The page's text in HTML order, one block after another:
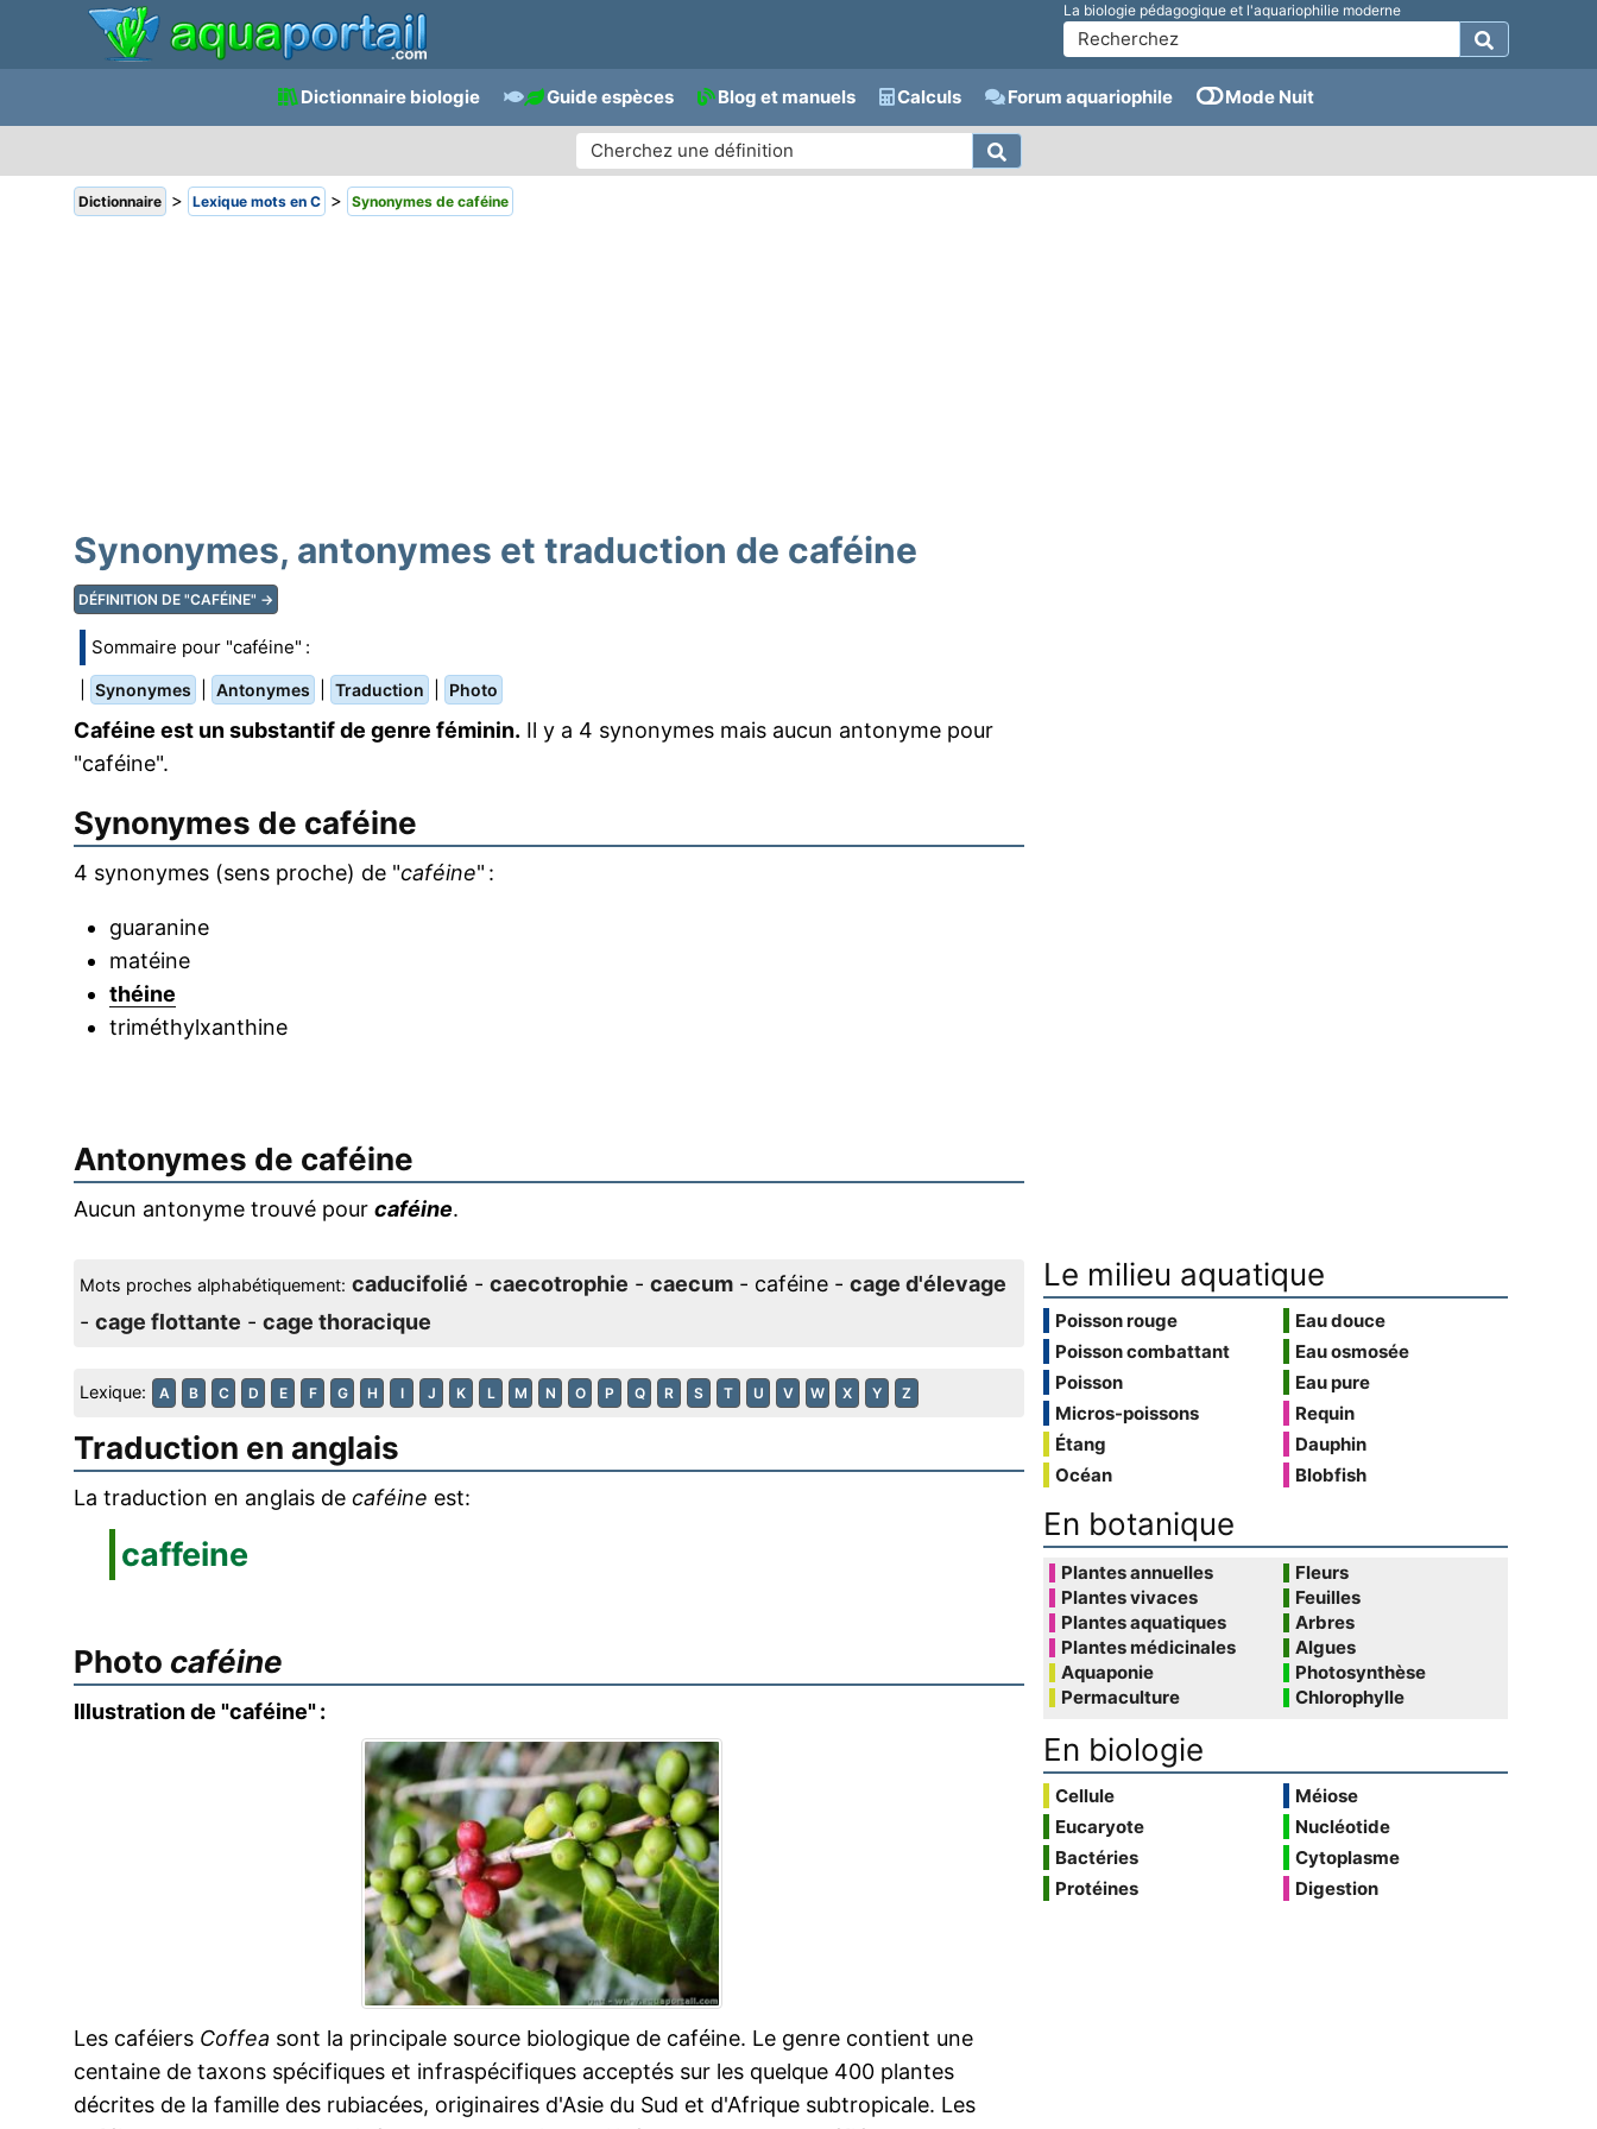
La biologie pédagogique et l'aquariophilie moderne
Dictionnaire biologie Guide espèces Blog et manuels Calculs Forum aquariophile Mode Nuit
Dictionnaire > Lexique mots en C > Synonymes de caféine
Synonymes, antonymes et traduction de caféine
DÉFINITION DE "CAFÉINE" →
Sommaire pour "caféine" :
Synonymes Antonymes Traduction Photo
Caféine est un substantif de genre féminin. Il y a 4 synonymes mais aucun antonyme pour
"caféine".
Synonymes de caféine
4 synonymes (sens proche) de "caféine" :
guaranine
matéine
théine
triméthylxanthine
Antonymes de caféine
Aucun antonyme trouvé pour caféine.
Mots proches alphabétiquement: caducifolié - caecotrophie - caecum - caféine - cage d'élevage
- cage flottante - cage thoracique
Lexique: A B C D E F G H I J K L M N O P Q R S T U V W X Y Z
Traduction en anglais
La traduction en anglais de caféine est:
caffeine
Photo caféine
Illustration de "caféine" :
Les caféiers Coffea sont la principale source biologique de caféine. Le genre contient une
centaine de taxons spécifiques et infraspécifiques acceptés sur les quelque 400 plantes
décrites de la famille des rubiacées, originaires d'Asie du Sud et d'Afrique subtropicale. Les
Le milieu aquatique
Poisson rouge
Poisson combattant
Poisson
Micros-poissons
Étang
Océan
Eau douce
Eau osmosée
Eau pure
Requin
Dauphin
Blobfish
En botanique
Plantes annuelles
Plantes vivaces
Plantes aquatiques
Plantes médicinales
Aquaponie
Permaculture
Fleurs
Feuilles
Arbres
Algues
Photosynthèse
Chlorophylle
En biologie
Cellule
Eucaryote
Bactéries
Protéines
Méiose
Nucléotide
Cytoplasme
Digestion